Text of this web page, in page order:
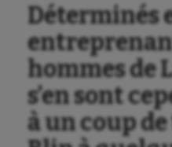
Déterminés
hommes de
s’en sont
à un coup